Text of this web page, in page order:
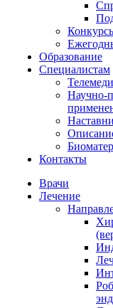
Образование
Специалистам
Научно-
Контакты
Врачи
Лечение